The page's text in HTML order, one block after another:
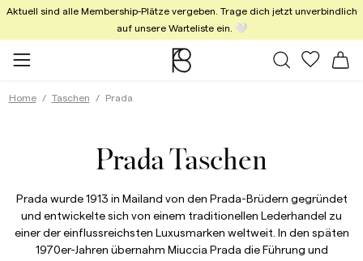
Aktuell sind alle Membership-Plätze vergeben. Trage dich jetzt unverbindlich
auf unsere Warteliste ein. 🤍
Alle Taschen
Meine
Home Taschen Prada
Prada Taschen
Prada wurde 1913 in Mailand von den Prada-Brüdern gegründet
und entwickelte sich von einem traditionellen Lederhandel zu
einer der einflussreichsten Luxusmarken weltweit. In den späten
1970er-Jahren übernahm Miuccia Prada die Führung und